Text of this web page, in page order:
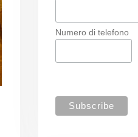
Numero di telefono